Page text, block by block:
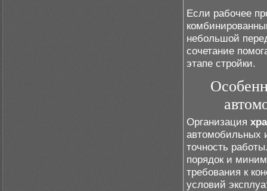
Если рабочее
небольшой
сочетание
этапе стройки.
Организация
автомобильных
точность
порядок и
требования к
условий